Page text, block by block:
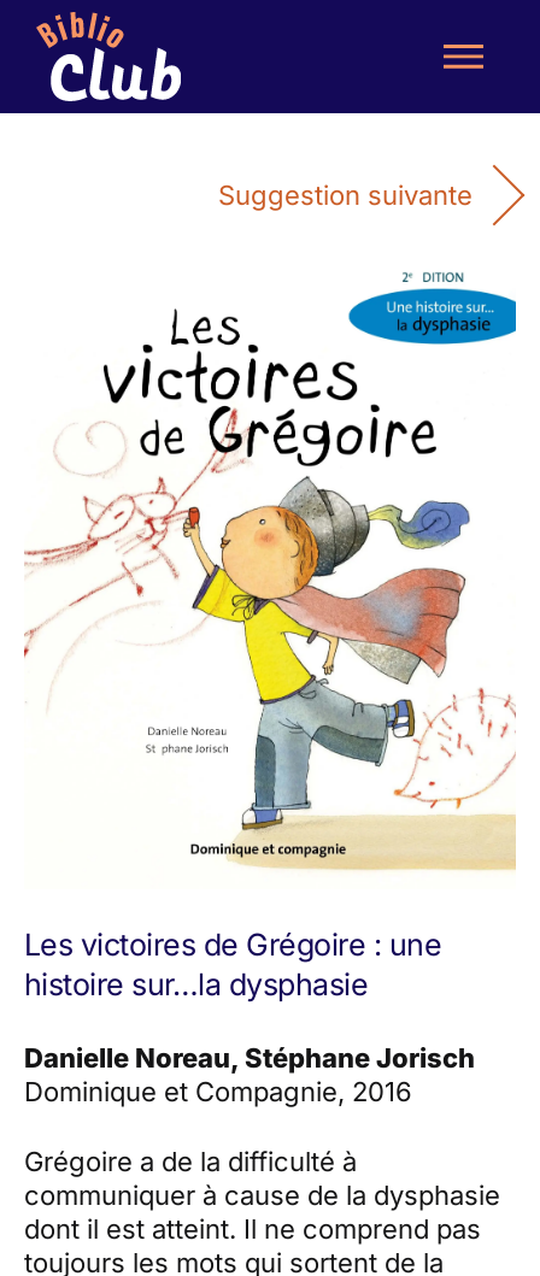
Les victoires de Grégoire : une
histoire sur…la dysphasie
Danielle Noreau, Stéphane Jorisch
Dominique et Compagnie, 2016
Grégoire a de la difficulté à
communiquer à cause de la dysphasie
dont il est atteint. Il ne comprend pas
toujours les mots qui sortent de la
Suggestion suivante